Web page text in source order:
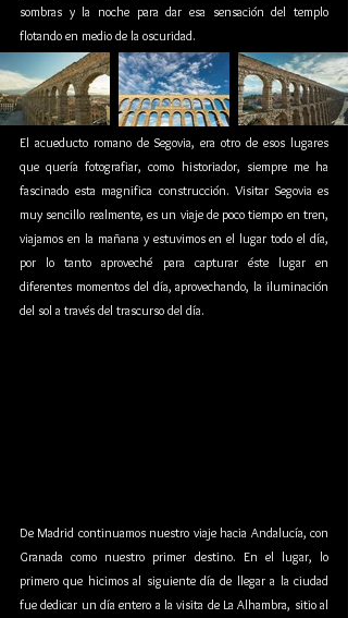
sombras y la noche para dar esa sensación del templo
flotando en medio de la oscuridad.
El acueducto romano de Segovia, era otro de esos lugares
que quería fotografiar, como historiador, siempre me ha
fascinado esta magnifica construcción. Visitar Segovia es
muy sencillo realmente, es un viaje de poco tiempo en tren,
viajamos en la mañana y estuvimos en el lugar todo el día,
por lo tanto aproveché para capturar éste lugar en
diferentes momentos del día, aprovechando, la iluminación
del sol a través del trascurso del día.
De Madrid continuamos nuestro viaje hacia Andalucía, con
Granada como nuestro primer destino. En el lugar, lo
primero que hicimos al siguiente día de llegar a la ciudad
fue dedicar un día entero a la visita de La Alhambra, sitio al